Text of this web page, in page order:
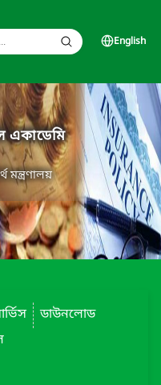
English
একাডেমি
মন্ত্রণালয়
ডাউনলোড